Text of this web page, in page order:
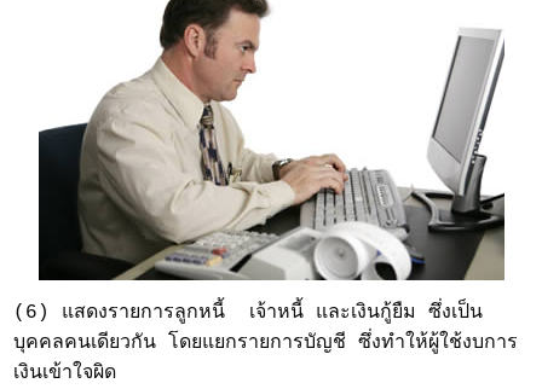
(6) แสดงรายการลูกหนี้ เจ้าหนี้ และเงินกู้ยืม ซึ่งเป็น
บุคคลคนเดียวกัน โดยแยกรายการบัญชี ซึ่งทำให้ผู้ใช้งบการ
เงินเข้าใจผิด